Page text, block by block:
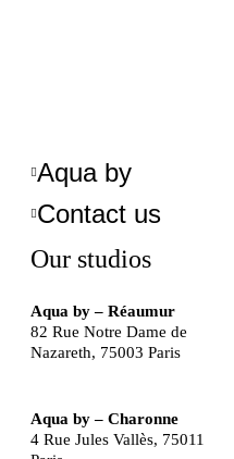
Aqua by
Contact us
Our studios
Aqua by – Réaumur
82 Rue Notre Dame de
Nazareth, 75003 Paris
Aqua by – Charonne
4 Rue Jules Vallès, 75011